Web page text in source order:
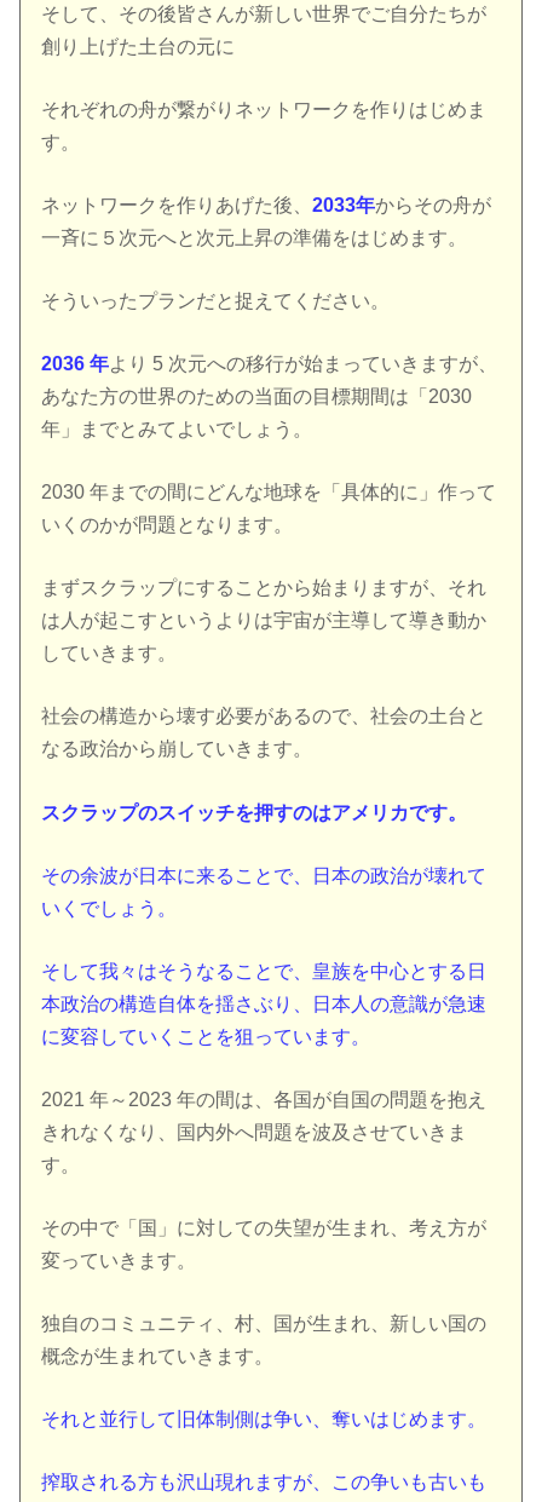
そして、その後皆さんが新しい世界でご自分たちが
創り上げた土台の元に
それぞれの舟が繋がりネットワークを作りはじめま
す。
ネットワークを作りあげた後、2033年からその舟が
一斉に５次元へと次元上昇の準備をはじめます。
そういったプランだと捉えてください。
2036 年より 5 次元への移行が始まっていきますが、
あなた方の世界のための当面の目標期間は「2030
年」までとみてよいでしょう。
2030 年までの間にどんな地球を「具体的に」作って
いくのかが問題となります。
まずスクラップにすることから始まりますが、それ
は人が起こすというよりは宇宙が主導して導き動か
していきます。
社会の構造から壊す必要があるので、社会の土台と
なる政治から崩していきます。
スクラップのスイッチを押すのはアメリカです。
その余波が日本に来ることで、日本の政治が壊れて
いくでしょう。
そして我々はそうなることで、皇族を中心とする日
本政治の構造自体を揺さぶり、日本人の意識が急速
に変容していくことを狙っています。
2021 年～2023 年の間は、各国が自国の問題を抱え
きれなくなり、国内外へ問題を波及させていきま
す。
その中で「国」に対しての失望が生まれ、考え方が
変っていきます。
独自のコミュニティ、村、国が生まれ、新しい国の
概念が生まれていきます。
それと並行して旧体制側は争い、奪いはじめます。
搾取される方も沢山現れますが、この争いも古いも